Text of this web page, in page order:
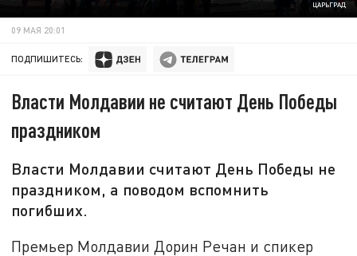
ЦАРЬГРАД
09 МАЯ 20:01
ПОДПИШИТЕСЬ:
Власти Молдавии не считают День Победы
праздником
Власти Молдавии считают День Победы не
праздником, а поводом вспомнить
погибших.
Премьер Молдавии Дорин Речан и спикер